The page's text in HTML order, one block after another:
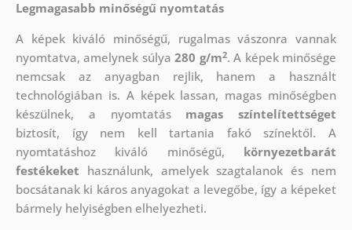
Legmagasabb minőségű nyomtatás
A képek kiváló minőségű, rugalmas vászonra vannak
nyomtatva, amelynek súlya280 g/m2. A képek minősége
nemcsak az anyagban rejlik, hanem a használt
technológiában is. A képek lassan, magas minőségben
készülnek, a nyomtatás magas színtelítettséget
biztosít, így nem kell tartania fakó színektől. A
nyomtatáshoz kiváló minőségű, környezetbarát
festékeket használunk, amelyek szagtalanok és nem
bocsátanak ki káros anyagokat a levegőbe, így a képeket
bármely helyiségben elhelyezheti.